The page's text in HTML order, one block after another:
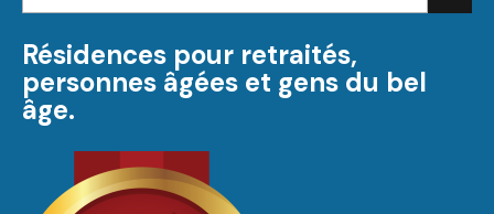
Résidences pour retraités,
personnes âgées et gens du bel
âge.